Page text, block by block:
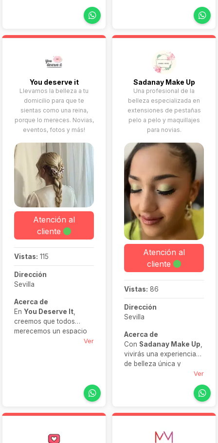
primera calidad, ofrecen
un servicio profesional,
enfocado a novias que
relajadas durante toda la
look con el que te
que puedas deslumbrar a
todos el día de tu boda.
You deserve it
Llevamos la belleza a tu
domicilio para que te
sientas como una reina,
porque lo mereces. Novias,
eventos, fotos y más!
Atención al
cliente
Vistas: 115
Dirección
Sevilla
Acerca de
En You Deserve It
creemos que todos
merecemos un espacio
bienestar, combinando
profesionalidad y cariño
Ver
Sadanay Make Up
Una profesional de la
belleza especializada en
extensiones de pestañas
pelo a pelo y maquillajes
para novias.
Atención al
cliente
Vistas: 86
Dirección
Sevilla
Acerca de
Con Sadanay Make Up
vivirás una experiencia
de belleza única y
que te sientas cómoda y
acompañándote desde
del evento. Su trato es
Ver